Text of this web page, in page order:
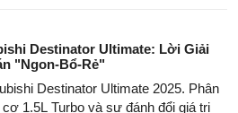
Destinator Ultimate: Lời Giải
"Ngon-Bổ-Rẻ"
Destinator Ultimate 2025. Phân
1.5L Turbo và sự đánh đổi giá trị